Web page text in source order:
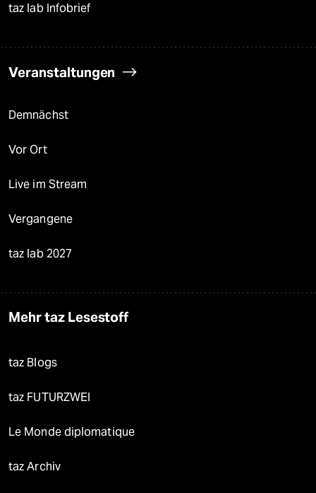
taz lab Infobrief
Veranstaltungen
Demnächst
Vor Ort
Live im Stream
Vergangene
taz lab 2027
Mehr taz Lesestoff
taz Blogs
taz FUTURZWEI
Le Monde diplomatique
taz Archiv